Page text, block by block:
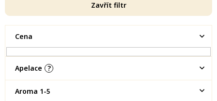
Zavřít filtr
Cena
Apelace ?
Aroma 1-5